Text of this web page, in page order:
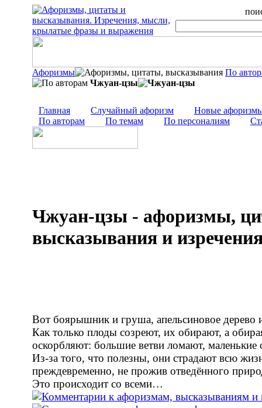
Афоризмы
По
Чжуан-цзы
Главная Случайный афоризм
Новые
По авторам
По темам По персоналиям
Чжуан-цзы - афоризмы,
высказывания и
Вот боярышник и груша, апельсиновое дерево
Как только плоды созреют, их обирают, а
оскорбляют: большие ветви ломают,
Из-за того, что полезны, они страдают всю
преждевременно, не прожив отведённого
Это происходит со всеми…